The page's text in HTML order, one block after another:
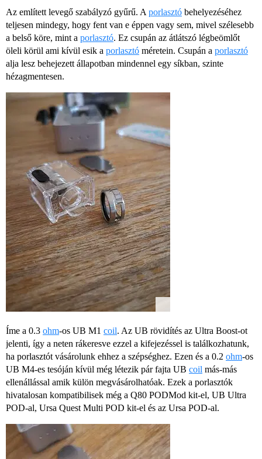
Az említett levegő szabályzó gyűrű. A porlasztó behelyezéséhez
teljesen mindegy, hogy fent van e éppen vagy sem, mivel szélesebb
a belső köre, mint a porlasztó. Ez csupán az átlátszó légbeömlőt
öleli körül ami kívül esik a porlasztó méretein. Csupán a porlasztó
alja lesz behejezett állapotban mindennel egy síkban, szinte
hézagmentesen.
Íme a 0.3 ohm-os UB M1 coil. Az UB rövidítés az Ultra Boost-ot
jelenti, így a neten rákeresve ezzel a kifejezéssel is találkozhatunk,
ha porlasztót vásárolunk ehhez a szépséghez. Ezen és a 0.2 ohm-os
UB M4-es tesóján kívül még létezik pár fajta UB coil más-más
ellenállással amik külön megvásárolhatóak. Ezek a porlasztók
hivatalosan kompatibilisek még a Q80 PODMod kit-el, UB Ultra
POD-al, Ursa Quest Multi POD kit-el és az Ursa POD-al.